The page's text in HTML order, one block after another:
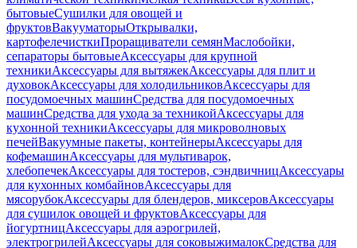
бытовыеСушилки для овощей и
фруктовВакууматорыОткрывалки,
картофелечисткиПроращиватели семянМаслобойки,
сепараторы бытовыеАксессуары для крупной
техникиАксессуары для вытяжекАксессуары для плит и
духовокАксессуары для холодильниковАксессуары для
посудомоечных машинСредства для посудомоечных
машинСредства для ухода за техникойАксессуары для
кухонной техникиАксессуары для микроволновых
печейВакуумные пакеты, контейнерыАксессуары для
кофемашинАксессуары для мультиварок,
хлебопечекАксессуары для тостеров, сэндвичницАксессуары
для кухонных комбайновАксессуары для
мясорубокАксессуары для блендеров, миксеровАксессуары
для сушилок овощей и фруктовАксессуары для
йогуртницАксессуары для аэрогрилей,
электрогрилейАксессуары для соковыжималокСредства для